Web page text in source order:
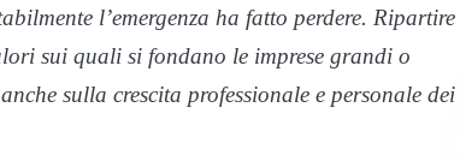
l’emergenza ha fatto perdere. Ripartire
sui quali si fondano le imprese grandi o
sulla crescita professionale e personale dei